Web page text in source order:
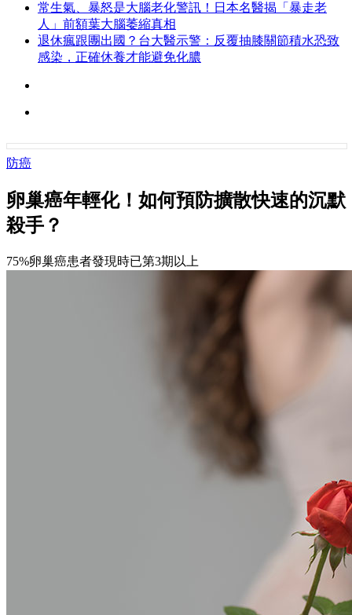
常生氣、暴怒是大腦老化警訊！日本名醫揭「暴走老
人」前額葉大腦萎縮真相
退休瘋跟團出國？台大醫示警：反覆抽膝關節積水恐致
感染，正確休養才能避免化膿
防癌
卵巢癌年輕化！如何預防擴散快速的沉默
殺手？
75%卵巢癌患者發現時已第3期以上